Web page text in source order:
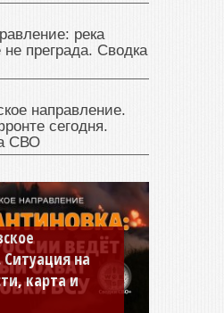
река
преграда. Сводка
направление.
сегодня.
СВО
Ситуация на
карта и